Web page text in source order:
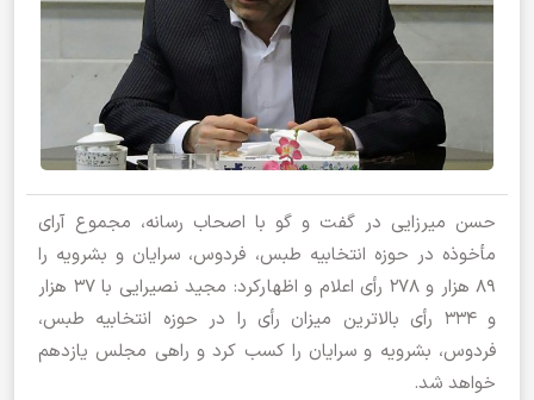
حسن میرزایی در گفت و گو با اصحاب رسانه، مجموع آرای
مأخوذه در حوزه انتخابیه طبس، فردوس، سرایان و بشرویه را
۸۹ هزار و ۲۷۸ رأی اعلام و اظهارکرد: مجید نصیرایی با ۳۷ هزار
و ۳۳۴ رأی بالاترین میزان رأی را در حوزه انتخابیه طبس،
فردوس، بشرویه و سرایان را کسب کرد و راهی مجلس یازدهم
خواهد شد.